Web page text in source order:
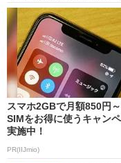
スマホ2GBで月額850円
SIMをお得に使うキャン
実施中！
PR(IIJmio)